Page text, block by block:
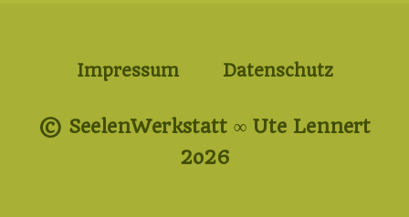
Impressum Datenschutz
© SeelenWerkstatt ∞ Ute Lennert
2o26